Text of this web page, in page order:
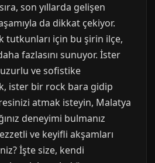
son yıllarda gelişen
da dikkat çekiyor.
tutkunları için bu şirin ilçe,
fazlasını sunuyor. İster
ve sofistike
ister bir rock bara gidip
atmak isteyin, Malatya
deneyimi bulmanız
ve keyifli akşamları
İşte size, kendi